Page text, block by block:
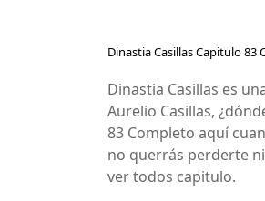
Dinastia Casillas Capitulo 83
Dinastia Casillas es
Aurelio Casillas,
83 Completo aquí
no querrás perderte
ver todos capitulo.